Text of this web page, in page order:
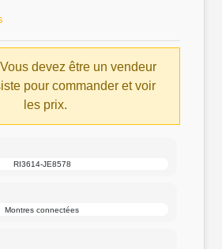
Vous devez être un vendeur
pour commander et voir
les prix.
RI3614-JE8578
Montres connectées